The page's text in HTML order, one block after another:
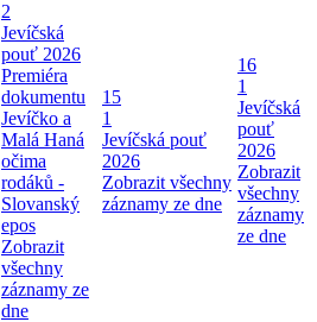
2
Jevíčská
pouť 2026
Premiéra
dokumentu
Jevíčko a
Malá Haná
očima
rodáků -
Slovanský
epos
Zobrazit
všechny
záznamy ze
dne
15
1
Jevíčská pouť
2026
Zobrazit všechny
záznamy ze dne
16
1
Jevíčská
pouť
2026
Zobrazit
všechny
záznamy
ze dne